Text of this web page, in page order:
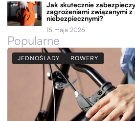
Jak skutecznie
zagrożeniami związanymi z
niebezpiecznymi?
15 maja 2026
Popularne
JEDNOŚLADY ROWERY